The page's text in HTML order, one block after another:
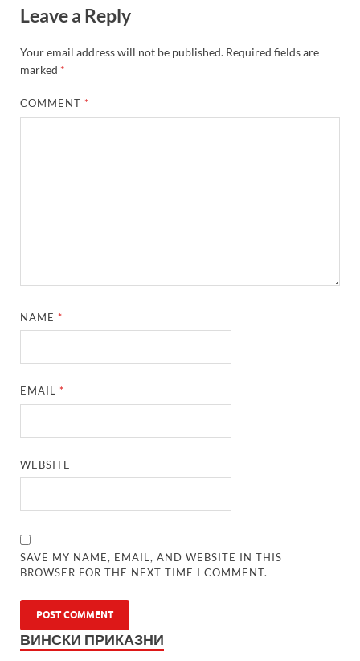
Leave a Reply
Your email address will not be published. Required fields are
marked *
COMMENT*
NAME*
EMAIL*
WEBSITE
SAVE MY NAME, EMAIL, AND WEBSITE IN THIS
BROWSER FOR THE NEXT TIME I COMMENT.
ВИНСКИ ПРИКАЗНИ